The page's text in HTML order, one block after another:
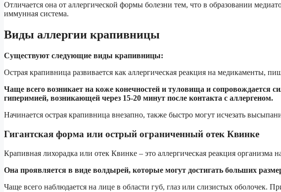
Отличается она от аллергической формы болезни тем, что в образовании
иммунная система.
Виды аллергии крапивницы
Существуют следующие виды крапивницы:
Острая крапивница развивается как аллергическая реакция на медикаменты,
Чаще всего возникает на коже конечностей и туловища и сопровождается
гиперимией, возникающей через 15-20 минут после контакта с аллергеном.
Начинается острая крапивница внезапно, также быстро могут исчезать
Гигантская форма или острый ограниченный отек Квинке
Крапивная лихорадка или отек Квинке – это аллергическая реакция организма
Она проявляется в виде волдырей, которые могут достигать больших
Чаще всего наблюдается на лице в области губ, глаз или слизистых оболочек.